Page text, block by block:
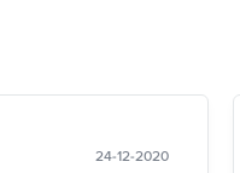
24-12-2020